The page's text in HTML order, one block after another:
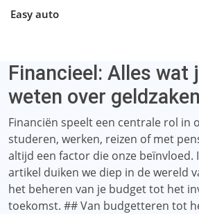
Easy auto
Financieel: Alles wat
weten over geldzaken
Financiën speelt een centrale rol in
studeren, werken, reizen of met
altijd een factor die onze
artikel duiken we diep in de wereld
het beheren van je budget tot het
toekomst. ## Van budgetteren tot